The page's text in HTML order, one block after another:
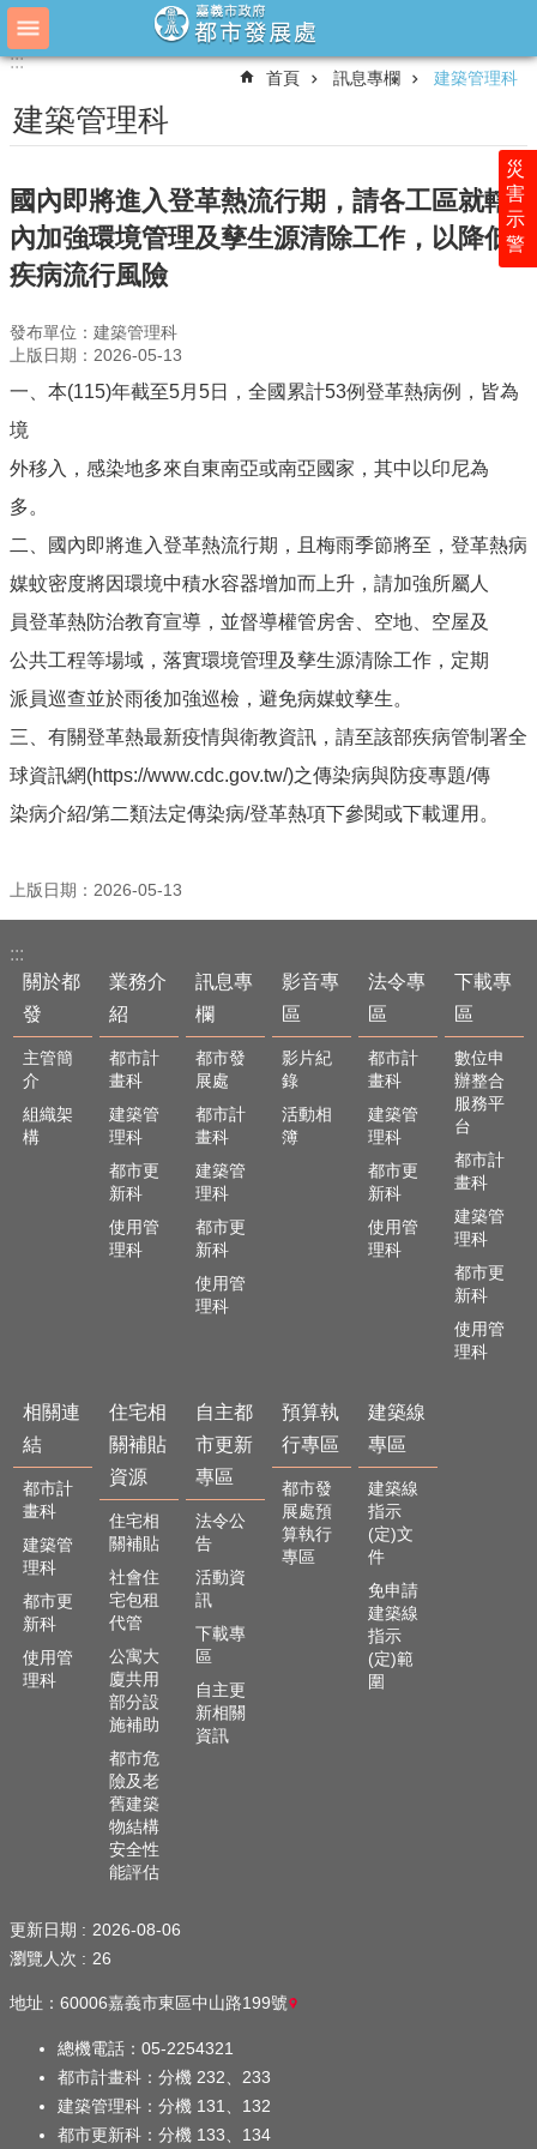
跳到主要內容區塊
進
搜
尋
關
於
都
業
務
介
紹
訊
專
欄
影
音
專
區
法
令
區
下
專
區
相
關
結
住
宅
相
關
回
首
頁
網
站
導
覽
嘉
義
資
訊
安
全
:::
災
害
示
警
:::
首頁 訊息專欄 建築管理科
建築管理科
國內即將進入登革熱流行期，請各工區就轄
內加強環境管理及孳生源清除工作，以降低
疾病流行風險
發布單位：建築管理科
上版日期：2026-05-13
一、本(115)年截至5月5日，全國累計53例登革熱病例，皆為
境
外移入，感染地多來自東南亞或南亞國家，其中以印尼為
多。
二、國內即將進入登革熱流行期，且梅雨季節將至，登革熱病
媒蚊密度將因環境中積水容器增加而上升，請加強所屬人
員登革熱防治教育宣導，並督導權管房舍、空地、空屋及
公共工程等場域，落實環境管理及孳生源清除工作，定期
派員巡查並於雨後加強巡檢，避免病媒蚊孳生。
三、有關登革熱最新疫情與衛教資訊，請至該部疾病管制署全
球資訊網(https://www.cdc.gov.tw/)之傳染病與防疫專題/傳
染病介紹/第二類法定傳染病/登革熱項下參閱或下載運用。
上版日期：2026-05-13
:::
關於都
發
主管簡
介
組織架
構
業務介
紹
都市計
畫科
建築管
理科
都市更
新科
使用管
理科
訊息專
欄
都市發
展處
都市計
畫科
建築管
理科
都市更
新科
使用管
理科
影音專
區
影片紀
錄
活動相
簿
法令專
區
都市計
畫科
建築管
理科
都市更
新科
使用管
理科
下載專
區
數位申
辦整合
服務平
台
都市計
畫科
建築管
理科
都市更
新科
使用管
理科
相關連
結
都市計
畫科
建築管
理科
都市更
新科
使用管
理科
住宅相
關補貼
資源
住宅相
關補貼
社會住
宅包租
代管
公寓大
廈共用
部分設
施補助
都市危
險及老
舊建築
物結構
安全性
能評估
自主都
市更新
專區
法令公
告
活動資
訊
下載專
區
自主更
新相關
資訊
預算執
行專區
都市發
展處預
算執行
專區
建築線
專區
建築線
指示
(定)文
件
免申請
建築線
指示
(定)範
圍
更新日期
2026-08-06
瀏覽人次
26
地址：60006嘉義市東區中山路199號
總機電話：05-2254321
都市計畫科：分機 232、233
建築管理科：分機 131、132
都市更新科：分機 133、134